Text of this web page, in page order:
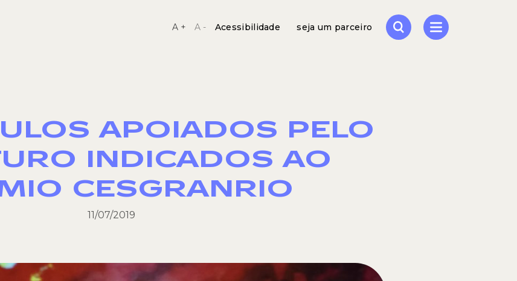
A + A - Acessibilidade seja um parceiro
APOIADOS PELO
INDICADOS AO
CESGRANRIO
11/07/2019